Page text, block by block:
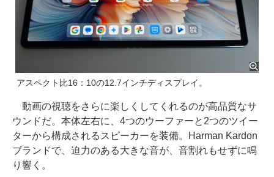
アスペクト比16：10の12.7インチディスプレイ。
動画の視聴をさらに楽しくしてくれるのが高品質なサ
ウンドだ。本体左右に、4つのウーファーと2つのツイー
ターから構成されるスピーカーを装備。Harman Kardon
ブランドで、迫力のある大きな音が、音割れもせずに鳴
り響く。